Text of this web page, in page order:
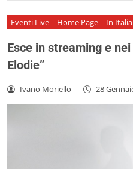
Eventi Live Home Page In Italia
Esce in streaming e
Elodie”
Ivano Moriello - 28